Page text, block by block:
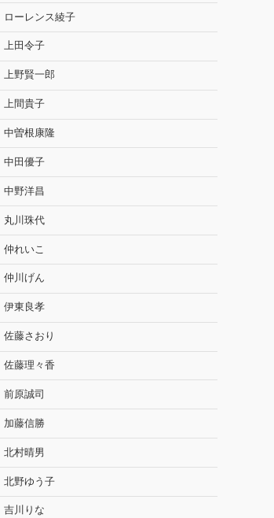
ローレンス綾子
上田令子
上野賢一郎
上間貴子
中曽根康隆
中田優子
中野洋昌
丸川珠代
仲れいこ
仲川げん
伊東良孝
佐藤さおり
佐藤理々香
前原誠司
加藤信勝
北村晴男
北野ゆう子
吉川りな